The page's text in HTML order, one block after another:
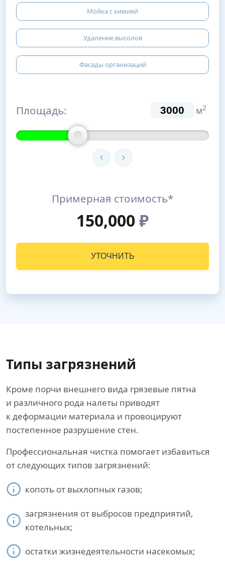
Мойка с химией
Удаление высолов
Фасады организаций
Площадь: м2
Примерная стоимость*
150,000₽
УТОЧНИТЬ
Типы загрязнений
Кроме порчи внешнего вида грязевые пятна
и различного рода налеты приводят
к деформации материала и провоцируют
постепенное разрушение стен.
Профессиональная чистка помогает избавиться
от следующих типов загрязнений:
копоть от выхлопных газов;
загрязнения от выбросов предприятий,
котельных;
остатки жизнедеятельности насекомых;